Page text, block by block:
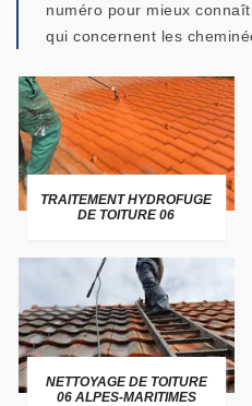
numéro pour mieux
qui concernent les
TRAITEMENT HYDROFUGE
DE TOITURE 06
NETTOYAGE DE TOITURE
06 ALPES-MARITIMES